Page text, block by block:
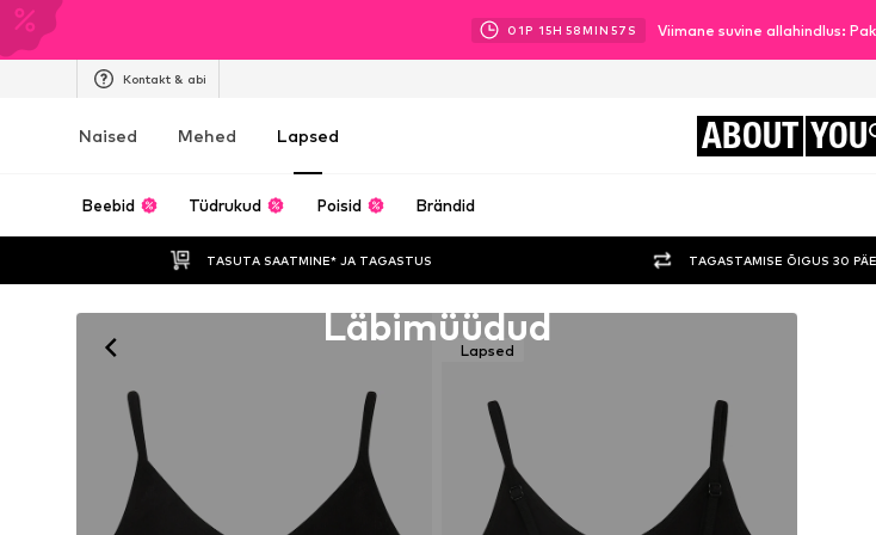
01P 15H 58MIN 54 S Viimane suvine allahindlus:
Kontakt & abi
Naised Mehed Lapsed ABOUT YOU
Beebid Tüdrukud Poisid Brändid
TASUTA SAATMINE* JA TAGASTUS TAGASTAMISE ÕIGUS 30
Lapsed
Läbimüüdud